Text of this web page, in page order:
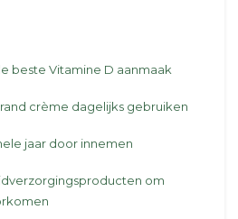
beste Vitamine D aanmaak
crème dagelijks gebruiken
jaar door innemen
om